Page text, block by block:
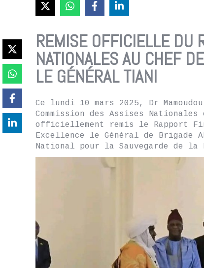
REMISE OFFICIELLE DU
NATIONALES AU CHEF
LE GÉNÉRAL TIANI
Ce lundi 10 mars 2025, Dr
Commission des Assises
officiellement remis le Rapport
Excellence le Général de Brigade
National pour la Sauvegarde de la